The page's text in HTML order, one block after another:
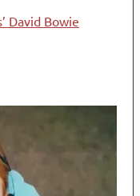
David Bowie